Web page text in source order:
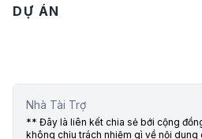
DỰ ÁN
Nhà Tài Trợ
** Đây là liên kết chia sẻ bới cộng
không chịu trách nhiệm gì về nội dung